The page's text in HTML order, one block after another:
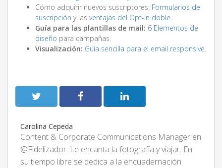
Cómo adquirir nuevos suscriptores: Formularios de
suscripción y las ventajas del Opt-in doble.
Guía para las plantillas de mail: 6 Elementos de
diseño para campañas.
Visualización: Guía sencilla para el email responsive.
Carolina Cepeda
Content & Corporate Communications Manager en
@Fidelizador. Le encanta la fotografía y viajar. En
su tiempo libre se dedica a la encuadernación